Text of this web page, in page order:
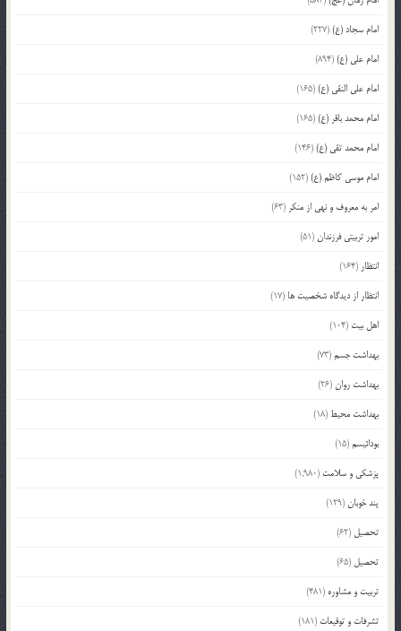
امام سجاد (ع)(227)
امام علی (ع)(894)
امام علی النقی (ع)(165)
امام محمد باقر (ع)(165)
امام محمد تقی (ع)(146)
امام موسی کاظم (ع)(152)
امر به معروف و نهی از منکر (63)
امور تربیتی فرزندان(51)
انتظار (164)
انتظار از دیدگاه شخصیت ها (17)
اهل بیت (104)
بهداشت جسم(73)
بهداشت روان(26)
بهداشت محیط (18)
بودائیسم(15)
پزشکی و سلامت (1,980)
پند خوبان(129)
تحصیل (62)
تحصیل (65)
تربیت و مشاوره (481)
تشرفات و توقیعات (181)